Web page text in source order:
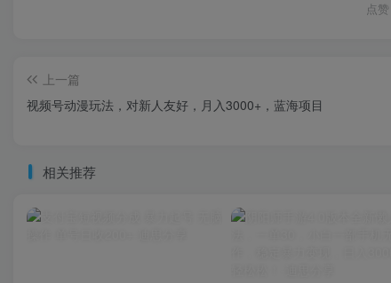
点赞
上一篇
视频号动漫玩法，对新人友好，月入3000+，蓝海项目
相关推荐